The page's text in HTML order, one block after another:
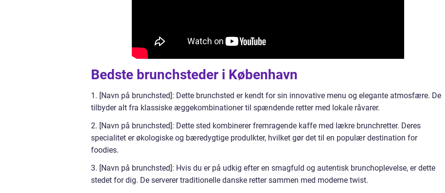
Bedste brunchsteder i København
1. [Navn på brunchsted]: Dette brunchsted er kendt for sin innovative menu og elegante atmosfære. De
tilbyder alt fra klassiske æggekombinationer til spændende retter med lokale råvarer.
2. [Navn på brunchsted]: Dette sted kombinerer fremragende kaffe med lækre brunchretter. Deres
specialitet er økologiske og bæredygtige produlkter, hvilket gør det til en populær destination for
foodies.
3. [Navn på brunchsted]: Hvis du er på udkig efter en smagfuld og autentisk brunchoplevelse, er dette
stedet for dig. De serverer traditionelle danske retter sammen med moderne twist.